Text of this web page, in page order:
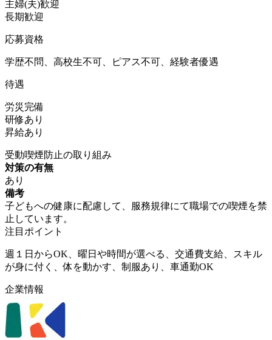
主婦(夫)歓迎
長期歓迎
応募資格
学歴不問、高校生不可、ピアス不可、経験者優遇
待遇
労災完備
研修あり
昇給あり
受動喫煙防止の取り組み
対策の有無
あり
備考
子どもへの健康に配慮して、服務規律にて職場での喫煙を禁
止しています。
注目ポイント
週１日からOK、曜日や時間が選べる、交通費支給、スキル
が身に付く、体を動かす、制服あり、車通勤OK
企業情報